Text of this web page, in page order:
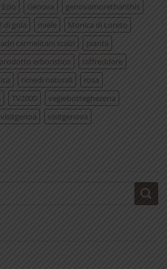
Genova
genovamorethanthis
di gola miele
Monica di Loreto
carmelitani scalzi
pianta
prodotto erboristico
raffreddore
rimedi naturali
rosa
TV2000
vegiebotteghezena
visitgenoa visitgenova